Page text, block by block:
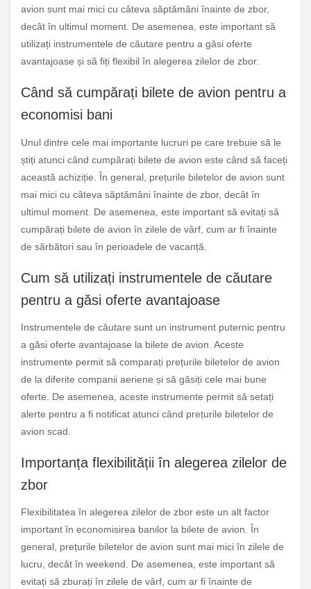
avion sunt mai mici cu câteva săptămâni înainte de zbor,
decât în ultimul moment. De asemenea, este important să
utilizați instrumentele de căutare pentru a găsi oferte
avantajoase și să fiți flexibil în alegerea zilelor de zbor.
Când să cumpărați bilete de avion pentru a
economisi bani
Unul dintre cele mai importante lucruri pe care trebuie să le
știți atunci când cumpărați bilete de avion este când să faceți
această achiziție. În general, prețurile biletelor de avion sunt
mai mici cu câteva săptămâni înainte de zbor, decât în
ultimul moment. De asemenea, este important să evitați să
cumpărați bilete de avion în zilele de vârf, cum ar fi înainte
de sărbători sau în perioadele de vacanță.
Cum să utilizați instrumentele de căutare
pentru a găsi oferte avantajoase
Instrumentele de căutare sunt un instrument puternic pentru
a găsi oferte avantajoase la bilete de avion. Aceste
instrumente permit să comparați prețurile biletelor de avion
de la diferite companii aeriene și să găsiți cele mai bune
oferte. De asemenea, aceste instrumente permit să setați
alerte pentru a fi notificat atunci când prețurile biletelor de
avion scad.
Importanța flexibilității în alegerea zilelor de
zbor
Flexibilitatea în alegerea zilelor de zbor este un alt factor
important în economisirea banilor la bilete de avion. În
general, prețurile biletelor de avion sunt mai mici în zilele de
lucru, decât în weekend. De asemenea, este important să
evitați să zburați în zilele de vârf, cum ar fi înainte de